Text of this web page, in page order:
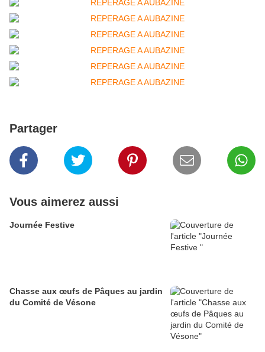
Partager
Vous aimerez aussi
Journée Festive
Chasse aux œufs de Pâques au jardin
du Comité de Vésone